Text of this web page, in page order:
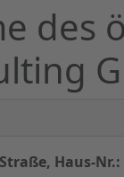
des
Straße, Haus-Nr.: